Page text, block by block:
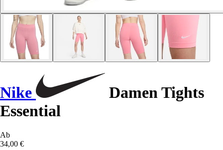
Nike
Damen Tights
Essential
Ab
34,00 €